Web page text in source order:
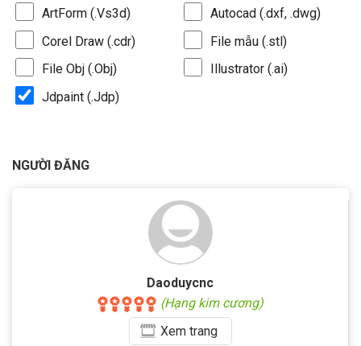
ArtForm (.Vs3d)
Autocad (.dxf, .dwg)
Corel Draw (.cdr)
File mẫu (.stl)
File Obj (.Obj)
Illustrator (.ai)
Jdpaint (.Jdp)
NGƯỜI ĐĂNG
Daoduycnc
(Hạng kim cương)
Xemtrang